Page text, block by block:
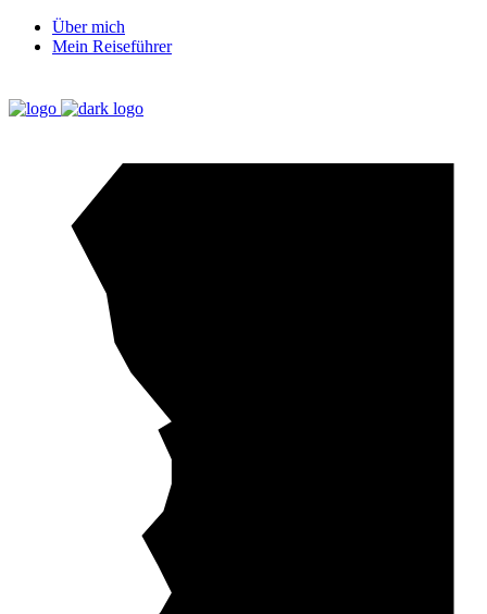
Über mich
Mein Reiseführer